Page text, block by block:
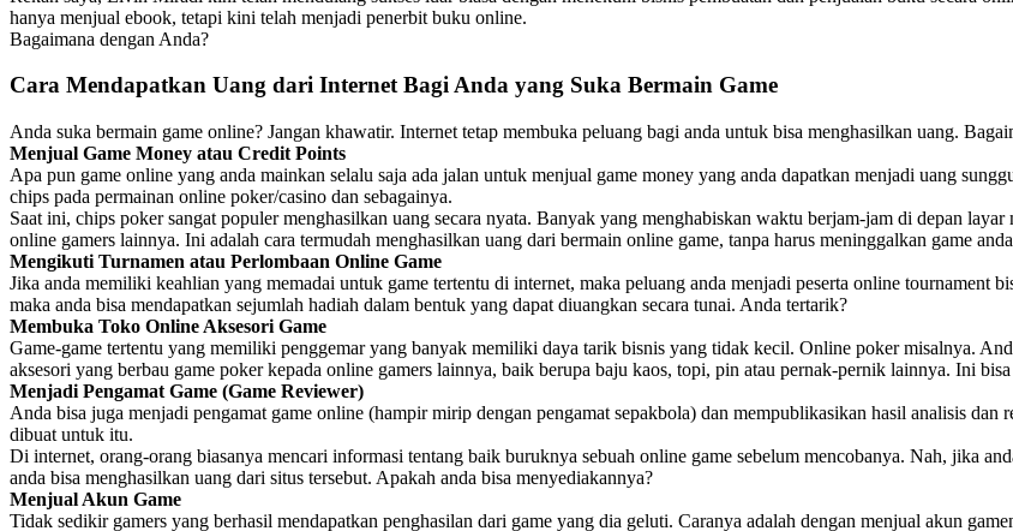
hanya menjual ebook, tetapi kini telah menjadi penerbit buku online.
Bagaimana dengan Anda?
Cara Mendapatkan Uang dari Internet Bagi Anda yang Suka Bermain Game
Anda suka bermain game online? Jangan khawatir. Internet tetap membuka peluang bagi anda untuk bisa menghasilkan uang.
Menjual Game Money atau Credit Points
Apa pun game online yang anda mainkan selalu saja ada jalan untuk menjual game money yang anda dapatkan menjadi uang
chips pada permainan online poker/casino dan sebagainya.
Saat ini, chips poker sangat populer menghasilkan uang secara nyata. Banyak yang menghabiskan waktu berjam-jam di depan
online gamers lainnya. Ini adalah cara termudah menghasilkan uang dari bermain online game, tanpa harus meninggalkan game
Mengikuti Turnamen atau Perlombaan Online Game
Jika anda memiliki keahlian yang memadai untuk game tertentu di internet, maka peluang anda menjadi peserta online tournament
maka anda bisa mendapatkan sejumlah hadiah dalam bentuk yang dapat diuangkan secara tunai. Anda tertarik?
Membuka Toko Online Aksesori Game
Game-game tertentu yang memiliki penggemar yang banyak memiliki daya tarik bisnis yang tidak kecil. Online poker misalnya.
aksesori yang berbau game poker kepada online gamers lainnya, baik berupa baju kaos, topi, pin atau pernak-pernik lainnya. Ini
Menjadi Pengamat Game (Game Reviewer)
Anda bisa juga menjadi pengamat game online (hampir mirip dengan pengamat sepakbola) dan mempublikasikan hasil analisis dan
dibuat untuk itu.
Di internet, orang-orang biasanya mencari informasi tentang baik buruknya sebuah online game sebelum mencobanya. Nah, jika
anda bisa menghasilkan uang dari situs tersebut. Apakah anda bisa menyediakannya?
Menjual Akun Game
Tidak sedikir gamers yang berhasil mendapatkan penghasilan dari game yang dia geluti. Caranya adalah dengan menjual akun